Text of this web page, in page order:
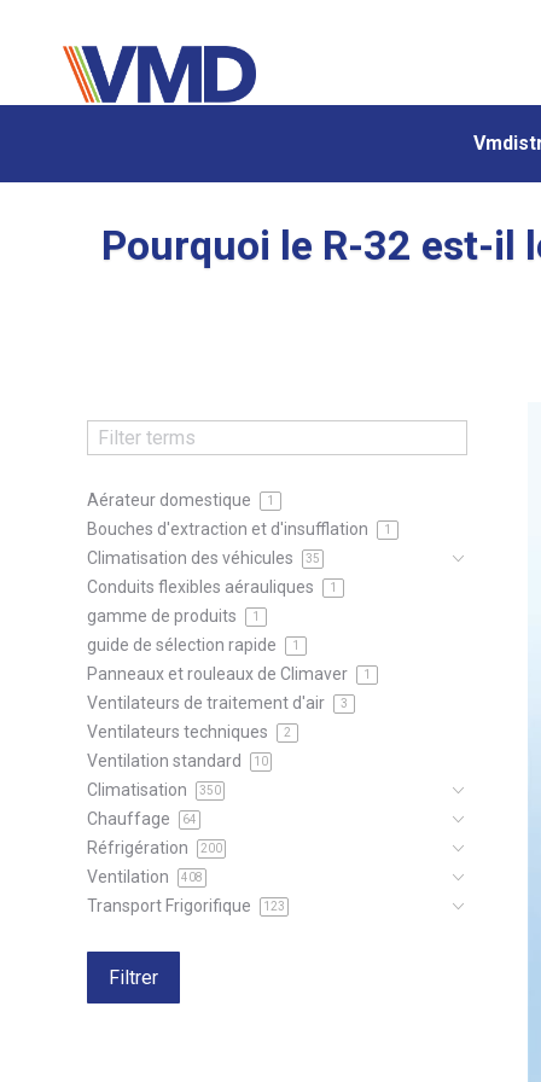
Pourquoi le R-32 est-il
Aérateur domestique 1
Bouches d'extraction et d'insufflation 1
Climatisation des véhicules 35
Conduits flexibles aérauliques 1
gamme de produits 1
guide de sélection rapide 1
Panneaux et rouleaux de Climaver 1
Ventilateurs de traitement d'air 3
Ventilateurs techniques 2
Ventilation standard 10
Climatisation 350
Chauffage 64
Réfrigération 200
Ventilation 408
Transport Frigorifique 123
Filtrer